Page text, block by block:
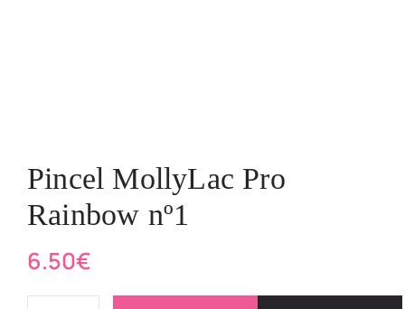
Pincel MollyLac Pro
Rainbow nº1
6.50€